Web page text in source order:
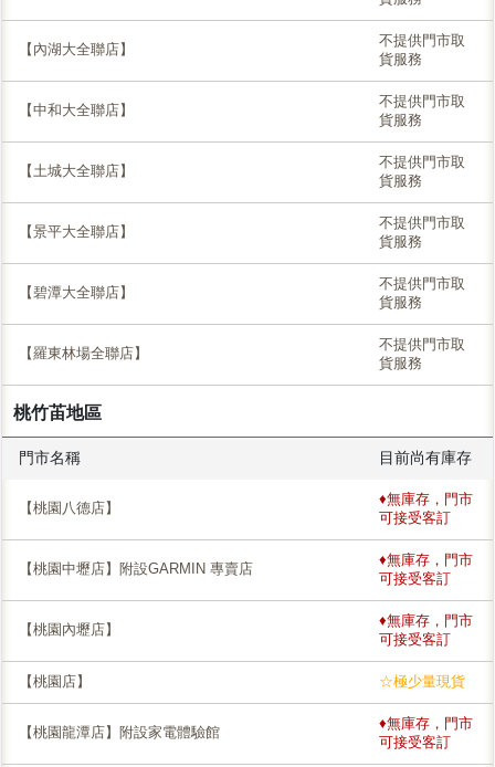
【內湖大全聯店】
不提供門市取
貨服務
【中和大全聯店】
不提供門市取
貨服務
【土城大全聯店】
不提供門市取
貨服務
【景平大全聯店】
不提供門市取
貨服務
【碧潭大全聯店】
不提供門市取
貨服務
【羅東林場全聯店】
不提供門市取
貨服務
桃竹苖地區
門市名稱 目前尚有庫存
【桃園八德店】
♦無庫存，門市
可接受客訂
【桃園中壢店】附設GARMIN 專賣店
♦無庫存，門市
可接受客訂
【桃園內壢店】
♦無庫存，門市
可接受客訂
【桃園店】 ☆極少量現貨
【桃園龍潭店】附設家電體驗館
♦無庫存，門市
可接受客訂